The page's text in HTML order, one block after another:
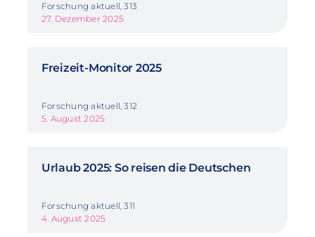
Forschung aktuell, 313
27. Dezember 2025
Freizeit-Monitor 2025
Forschung aktuell, 312
5. August 2025
Urlaub 2025: So reisen die Deutschen
Forschung aktuell, 311
4. August 2025